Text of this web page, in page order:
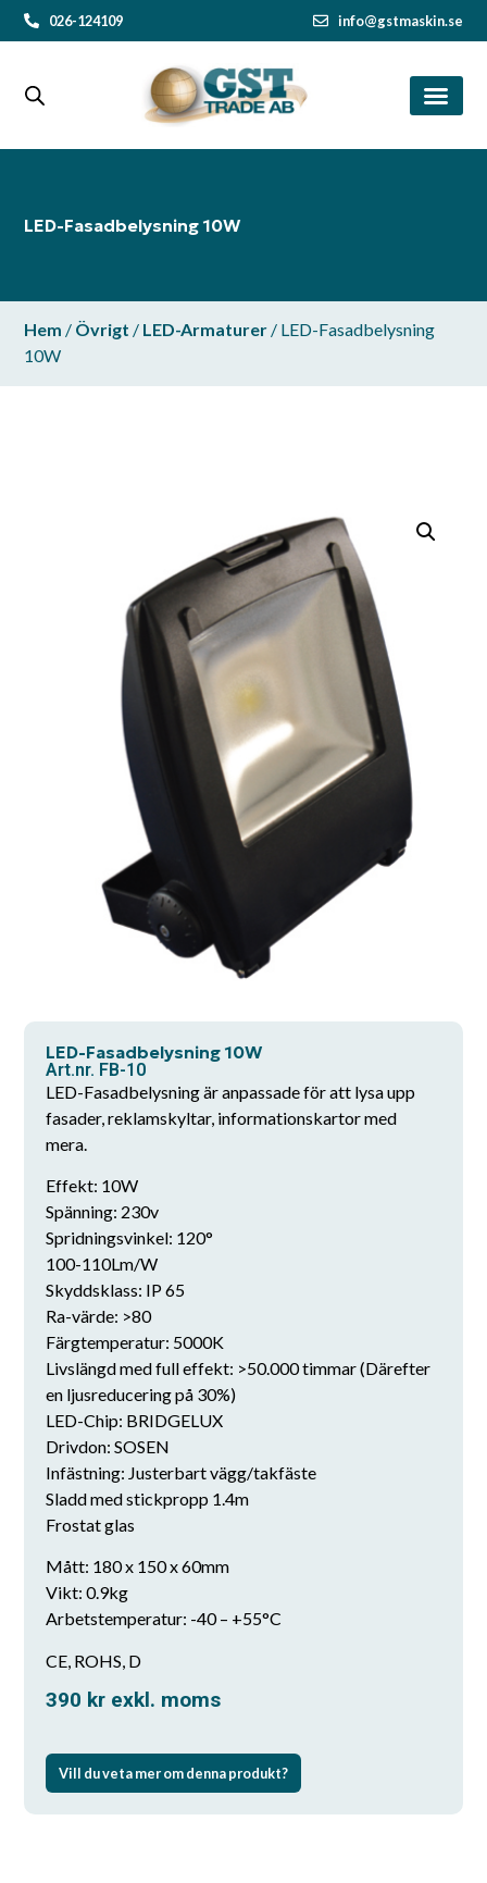
026-124109 info@gstmaskin.se
LED-Fasadbelysning 10W
Hem / Övrigt / LED-Armaturer / LED-Fasadbelysning
10W
LED-Fasadbelysning 10W
Art.nr. FB-10
LED-Fasadbelysning är anpassade för att lysa upp
fasader, reklamskyltar, informationskartor med
mera.
Effekt: 10W
Spänning: 230v
Spridningsvinkel: 120°
100-110Lm/W
Skyddsklass: IP 65
Ra-värde: >80
Färgtemperatur: 5000K
Livslängd med full effekt: >50.000 timmar (Därefter
en ljusreducering på 30%)
LED-Chip: BRIDGELUX
Drivdon: SOSEN
Infästning: Justerbart vägg/takfäste
Sladd med stickpropp 1.4m
Frostat glas
Mått: 180 x 150 x 60mm
Vikt: 0.9kg
Arbetstemperatur: -40 – +55°C
CE, ROHS, D
390 kr exkl. moms
Vill du veta mer om denna produkt?